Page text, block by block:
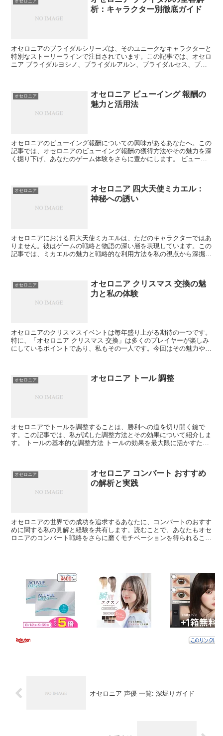
オセロニア
析：キャラクター別徹底ガイド
オセロニアのブライダルシリーズは、そのユニークなキャラクターと
特別なストーリーラインで注目されています。この記事では、オセロ
ニア ブライダルヨシノ、ブライダルアルン、ブライダルセス、ブラ
オセロニア
オセロニア ビューイング 報酬の
魅力と活用法
オセロニアのビューイング報酬についての興味があるあなたへ。この
記事では、オセロニアのビューイング報酬の獲得方法やその魅力を深
く掘り下げ、あなたのゲーム体験をさらに豊かにします。 ビューイ
オセロニア
オセロニア 四大天使ミカエル：
神秘への誘い
オセロニアにおける四大天使ミカエルは、ただのキャラクターではあ
りません。彼はゲームの戦略と物語の深い層を表現しています。この
記事では、ミカエルの魅力と戦略的な利用方法を私の視点から深掘り
オセロニア
オセロニア クリスマス 交換の魅
力と私の体験
オセロニアのクリスマスイベントは毎年盛り上がる期待の一つです。
特に、「オセロニア クリスマス 交換」は多くのプレイヤーが楽しみ
にしているポイントであり、私もその一人です。今回はその魅力や私
オセロニア オセロニア トール 調整
オセロニアでトールを調整することは、勝利への道を切り開く鍵で
す。この記事では、私が試した調整方法とその効果について紹介しま
す。 トールの基本的な調整方法 トールの効果を最大限に活かすため
オセロニア
オセロニア コンバート おすすめ
の解析と実践
オセロニアの世界での成功を追求するあなたに、コンバートのおすす
めに関する私の見解と経験を共有します。読むことで、あなたもオセ
ロニアのコンバート戦略をさらに磨くモチベーションを得られること
オセロニア 声優 一覧: 深堀りガイド